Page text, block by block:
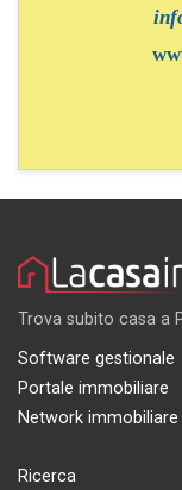
Trova subito casa a
Software gestionale
Portale immobiliare
Network immobiliare
Ricerca